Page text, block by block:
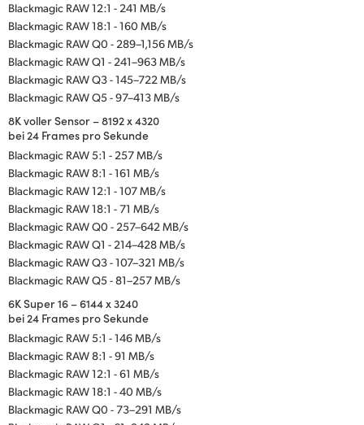
Blackmagic RAW 12:1 - 241 MB/s
Blackmagic RAW 18:1 - 160 MB/s
Blackmagic RAW Q0 - 289–1,156 MB/s
Blackmagic RAW Q1 - 241–963 MB/s
Blackmagic RAW Q3 - 145–722 MB/s
Blackmagic RAW Q5 - 97–413 MB/s
8K voller Sensor – 8192 x 4320
bei 24 Frames pro Sekunde
Blackmagic RAW 5:1 - 257 MB/s
Blackmagic RAW 8:1 - 161 MB/s
Blackmagic RAW 12:1 - 107 MB/s
Blackmagic RAW 18:1 - 71 MB/s
Blackmagic RAW Q0 - 257–642 MB/s
Blackmagic RAW Q1 - 214–428 MB/s
Blackmagic RAW Q3 - 107–321 MB/s
Blackmagic RAW Q5 - 81–257 MB/s
6K Super 16 – 6144 x 3240
bei 24 Frames pro Sekunde
Blackmagic RAW 5:1 - 146 MB/s
Blackmagic RAW 8:1 - 91 MB/s
Blackmagic RAW 12:1 - 61 MB/s
Blackmagic RAW 18:1 - 40 MB/s
Blackmagic RAW Q0 - 73–291 MB/s